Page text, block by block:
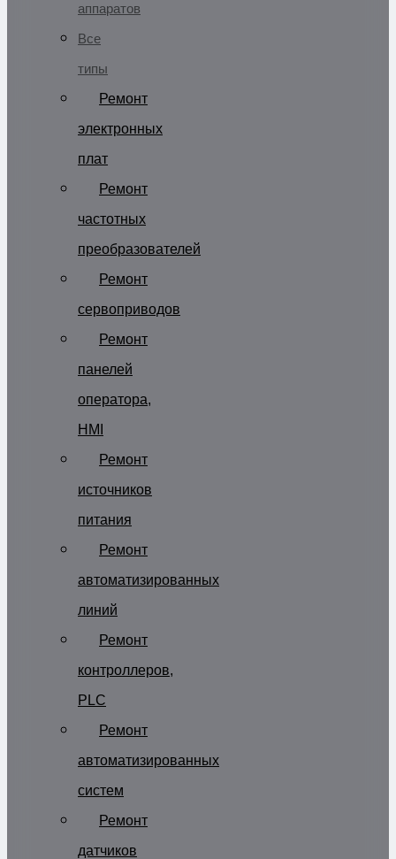
аппаратов
Все
типы
Ремонт
электронных
плат
Ремонт
частотных
преобразователей
Ремонт
сервоприводов
Ремонт
панелей
оператора,
HMI
Ремонт
источников
питания
Ремонт
автоматизированных
линий
Ремонт
контроллеров,
PLC
Ремонт
автоматизированных
систем
Ремонт
датчиков